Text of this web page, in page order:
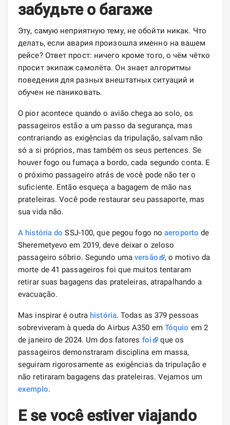
забудьте о багаже
Эту, самую неприятную тему, не обойти никак. Что
делать, если авария произошла именно на вашем
рейсе? Ответ прост: ничего кроме того, о чём чётко
просит экипаж самолёта. Он знает алгоритмы
поведения для разных внештатных ситуаций и
обучен не паниковать.
O pior acontece quando o avião chega ao solo, os
passageiros estão a um passo da segurança, mas
contrariando as exigências da tripulação, salvam não
só a si próprios, mas também os seus pertences. Se
houver fogo ou fumaça a bordo, cada segundo conta. E
o próximo passageiro atrás de você pode não ter o
suficiente. Então esqueça a bagagem de mão nas
prateleiras. Você pode restaurar seu passaporte, mas
sua vida não.
A história do SSJ-100, que pegou fogo noaeroporto de
Sheremetyevo em 2019, deve deixar o zeloso
passageiro sóbrio. Segundo umaversão
, o motivo da
morte de 41 passageiros foi que muitos tentaram
retirar suas bagagens das prateleiras, atrapalhando a
evacuação.
Mas inspirar é outra história. Todas as 379 pessoas
sobreviveram à queda do Airbus A350 em Tóquio em 2
de janeiro de 2024. Um dos fatores foi
que os
passageiros demonstraram disciplina em massa,
seguiram rigorosamente as exigências da tripulação e
não retiraram bagagens das prateleiras. Vejamos um
exemplo.
E se você estiver viajando